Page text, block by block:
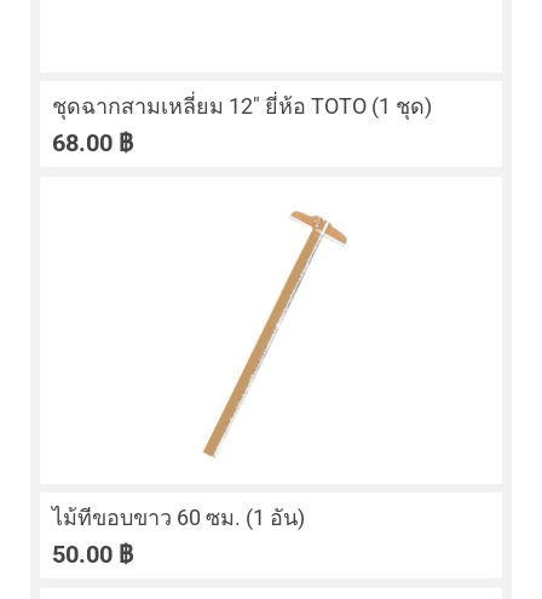
ชุดฉากสามเหลี่ยม 12″ ยี่ห้อ TOTO (1 ชุด)
68.00 ฿
ไม้ทีขอบขาว 60 ซม. (1 อัน)
50.00 ฿